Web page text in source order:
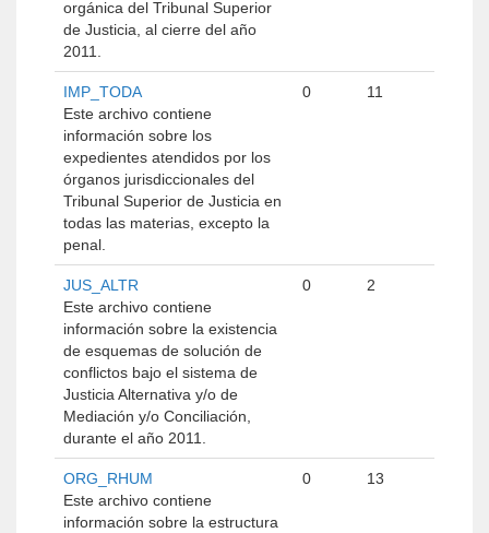
orgánica del Tribunal Superior
de Justicia, al cierre del año
2011.
IMP_TODA
Este archivo contiene
información sobre los
expedientes atendidos por los
órganos jurisdiccionales del
Tribunal Superior de Justicia en
todas las materias, excepto la
penal.
0 11
JUS_ALTR
Este archivo contiene
información sobre la existencia
de esquemas de solución de
conflictos bajo el sistema de
Justicia Alternativa y/o de
Mediación y/o Conciliación,
durante el año 2011.
0 2
ORG_RHUM
Este archivo contiene
información sobre la estructura
0 13